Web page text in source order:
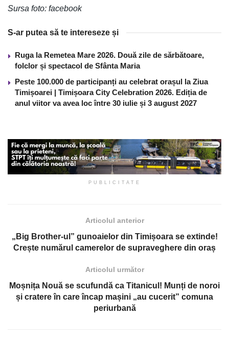
Sursa foto: facebook
S-ar putea să te intereseze și
Ruga la Remetea Mare 2026. Două zile de sărbătoare,
folclor și spectacol de Sfânta Maria
Peste 100.000 de participanți au celebrat orașul la Ziua
Timișoarei | Timișoara City Celebration 2026. Ediția de
anul viitor va avea loc între 30 iulie și 3 august 2027
PUBLICITATE
Articolul anterior
„Big Brother-ul” gunoaielor din Timișoara se extinde!
Crește numărul camerelor de supraveghere din oraș
Articolul următor
Moșnița Nouă se scufundă ca Titanicul! Munți de noroi
și cratere în care încap mașini „au cucerit” comuna
periurbană